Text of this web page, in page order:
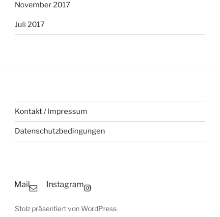
November 2017
Juli 2017
Kontakt / Impressum
Datenschutzbedingungen
Mail Instagram
Stolz präsentiert von WordPress